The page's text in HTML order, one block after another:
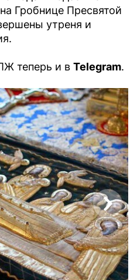
Гробнице Пресвятой
утреня и
теперь и в Telegram.